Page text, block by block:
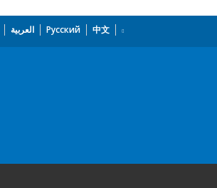
العربية Русский 中文